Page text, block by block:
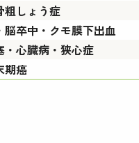
粗しょう症
脳卒中・クモ膜下出血
・心臓病・狭心症
期癌